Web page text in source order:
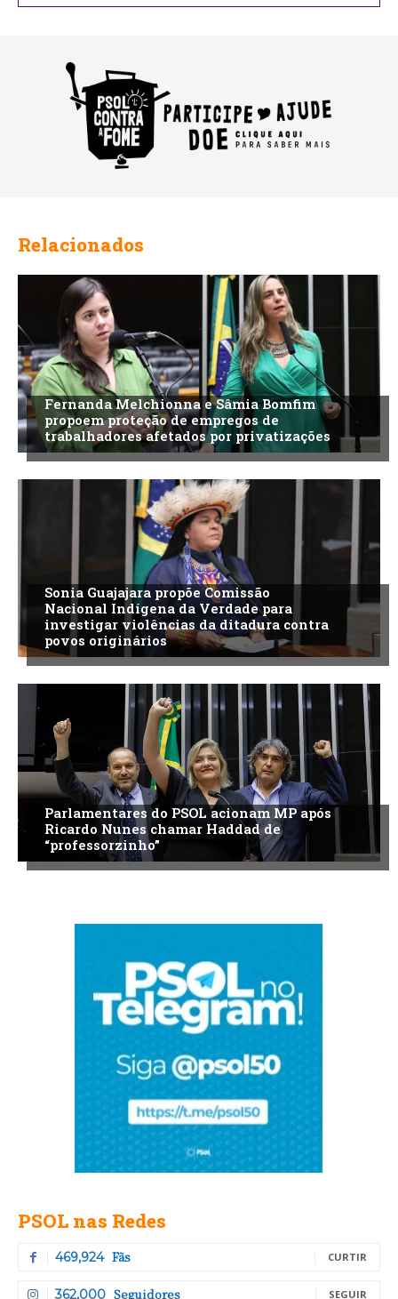
Relacionados
Fernanda Melchionna e Sâmia Bomfim
propoem proteção de empregos de
trabalhadores afetados por privatizações
Sonia Guajajara propõe Comissão
Nacional Indígena da Verdade para
investigar violências da ditadura contra
povos originários
Parlamentares do PSOL acionam MP após
Ricardo Nunes chamar Haddad de
“professorzinho”
PSOL nas Redes
469,924 Fãs CURTIR
362,000 Seguidores SEGUIR